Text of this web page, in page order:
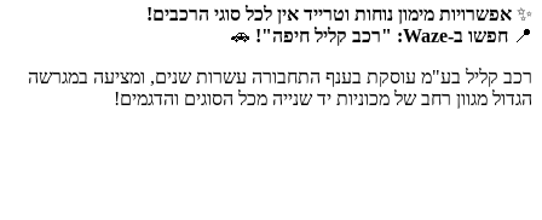
✨ אפשרויות מימון נוחות וטרייד אין לכל סוגי הרכבים!
📍 חפשו ב-Waze: "רכב קליל חיפה"!
🚗
רכב קליל בע"מ עוסקת בענף התחבורה עשרות שנים, ומציעה במגרשה
הגדול מגוון רחב של מכוניות יד שנייה מכל הסוגים והדגמים!